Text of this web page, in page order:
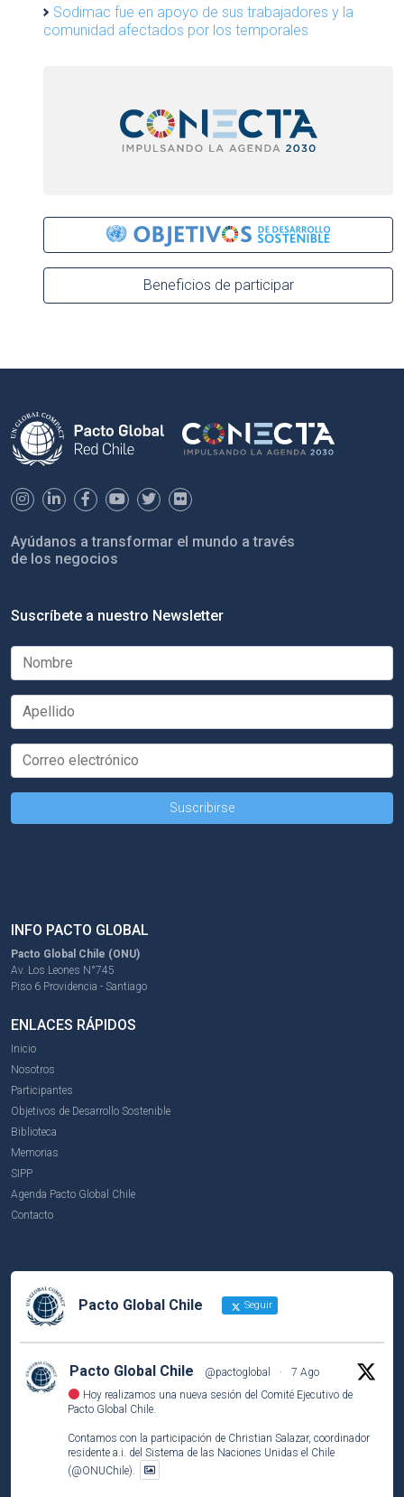
Sodimac fue en apoyo de sus trabajadores y la
comunidad afectados por los temporales
Beneficios de participar
Ayúdanos a transformar el mundo a través
de los negocios
Suscríbete a nuestro Newsletter
INFO PACTO GLOBAL
Pacto Global Chile (ONU)
Av. Los Leones N°745
Piso 6 Providencia - Santiago
ENLACES RÁPIDOS
Inicio
Nosotros
Participantes
Objetivos de Desarrollo Sostenible
Biblioteca
Memorias
SIPP
Agenda Pacto Global Chile
Contacto
Pacto Global Chile Seguir
Pacto Global Chile @pactoglobal ·
7 Ago
Hoy realizamos una nueva sesión del Comité Ejecutivo de
Pacto Global Chile.
Contamos con la participación de Christian Salazar, coordinador
residente a.i. del Sistema de las Naciones Unidas el Chile
(@ONUChile).